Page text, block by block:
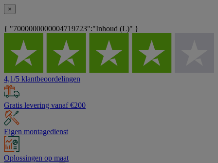
×
{ "7000000000004719723":"Inhoud (L)" }
4,1/5 klantbeoordelingen
Gratis levering vanaf €200
Eigen montagedienst
Oplossingen op maat